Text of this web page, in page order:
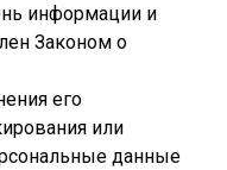
информации и
Законом о
его
или
данные